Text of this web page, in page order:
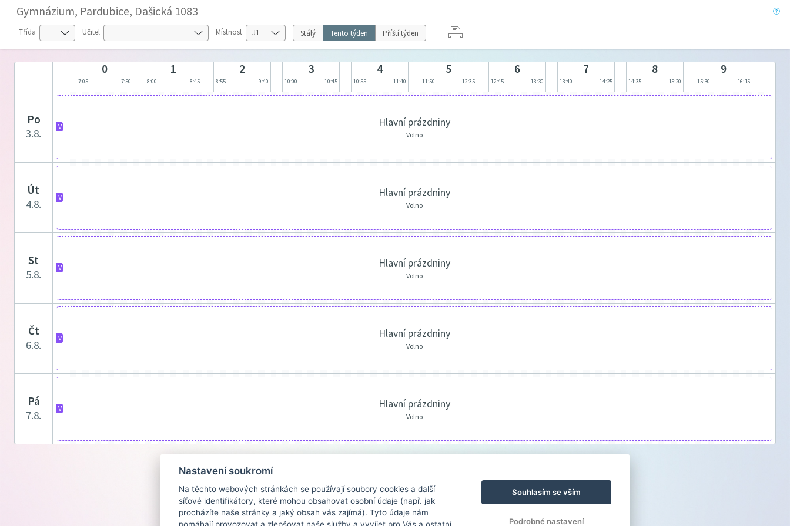
Gymnázium, Pardubice, Dašická 1083
Třída Učitel Místnost Stálý Tento týden Příští týden
0
7:05 7:50
1
8:00 8:45
2
8:55 9:40
3
10:00 10:45
4
10:55 11:40
5
11:50 12:35
6
12:45 13:30
7
13:40 14:25
8
14:35 15:20
9
15:30 16:15
po
3.8.
V Hlavní prázdniny
Volno
út
4.8.
V Hlavní prázdniny
Volno
st
5.8.
V Hlavní prázdniny
Volno
čt
6.8.
V Hlavní prázdniny
Volno
pá
7.8.
V Hlavní prázdniny
Volno
Nastavení soukromí
Na těchto webových stránkách se používají soubory cookies a další
síťové identifikátory, které mohou obsahovat osobní údaje (např. jak
procházíte naše stránky a jaký obsah vás zajímá). Tyto údaje nám
Souhlasím se vším
Podrobné nastavení